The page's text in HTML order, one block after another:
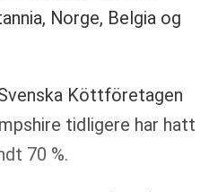
Norge, Belgia og
Köttföretagen
tidligere har hatt
70 %.